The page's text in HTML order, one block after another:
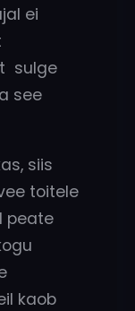
ei
sulge
see
siis
toitele
peate
kaob